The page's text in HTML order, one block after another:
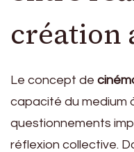
création
Le concept de
capacité du medium
questionnements
réflexion collective.